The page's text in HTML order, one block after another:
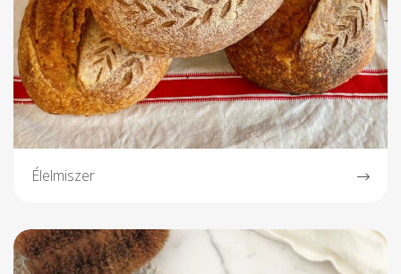
Élelmiszer